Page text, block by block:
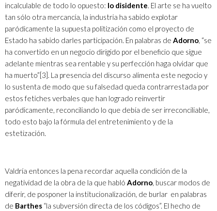
incalculable de todo lo opuesto: lo disidente. El arte se ha vuelto
tan sólo otra mercancía, la industria ha sabido explotar
paródicamente la supuesta politización como el proyecto de
Estado ha sabido darles participación. En palabras de Adorno, “se
ha convertido en un negocio dirigido por el beneficio que sigue
adelante mientras sea rentable y su perfección haga olvidar que
ha muerto”[3]. La presencia del discurso alimenta este negocio y
lo sustenta de modo que su falsedad queda contrarrestada por
estos fetiches verbales que han logrado reinvertir
paródicamente, reconciliando lo que debía de ser irreconciliable,
todo esto bajo la fórmula del entretenimiento y de la
estetización.
Valdría entonces la pena recordar aquella condición de la
negatividad de la obra de la que habló Adorno, buscar modos de
diferir, de posponer la institucionalización, de burlar en palabras
de Barthes “la subversión directa de los códigos”. El hecho de